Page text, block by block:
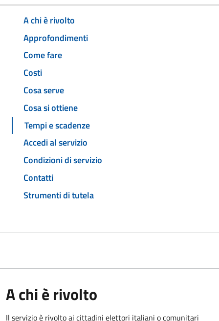
A chi è rivolto
Approfondimenti
Come fare
Costi
Cosa serve
Cosa si ottiene
Tempi e scadenze
Accedi al servizio
Condizioni di servizio
Contatti
Strumenti di tutela
A chi è rivolto
Il servizio è rivolto ai cittadini elettori italiani o comunitari